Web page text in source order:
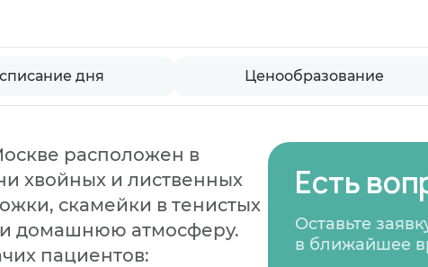
дня Ценообразование
расположен в
хвойных и лиственных
скамейки в тенистых
и домашнюю атмосферу.
пациентов:
Есть
Оставьте
в ближайшее